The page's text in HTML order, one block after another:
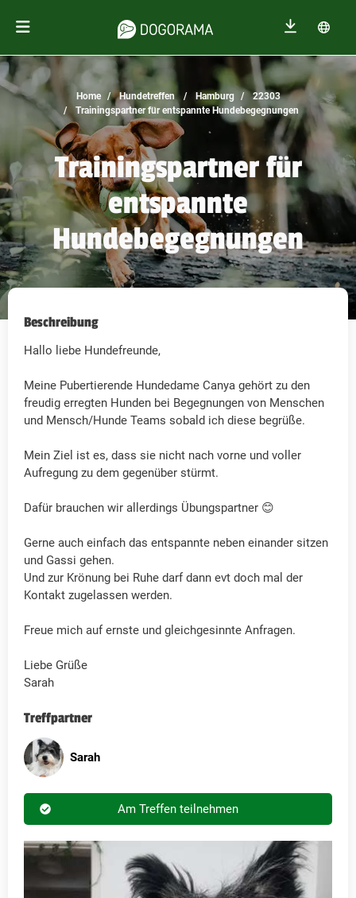
Home Hundetreffen Hamburg
22303
Trainingspartner für entspannte Hundebegegnungen
Trainingspartner für
entspannte
Hundebegegnungen
Beschreibung
Hallo liebe Hundefreunde,
Meine Pubertierende Hundedame Canya gehört zu den
freudig erregten Hunden bei Begegnungen von Menschen
und Mensch/Hunde Teams sobald ich diese begrüße.
Mein Ziel ist es, dass sie nicht nach vorne und voller
Aufregung zu dem gegenüber stürmt.
Dafür brauchen wir allerdings Übungspartner 😊
Gerne auch einfach das entspannte neben einander sitzen
und Gassi gehen.
Und zur Krönung bei Ruhe darf dann evt doch mal der
Kontakt zugelassen werden.
Freue mich auf ernste und gleichgesinnte Anfragen.
Liebe Grüße
Sarah
Treffpartner
Sarah
Am Treffen teilnehmen